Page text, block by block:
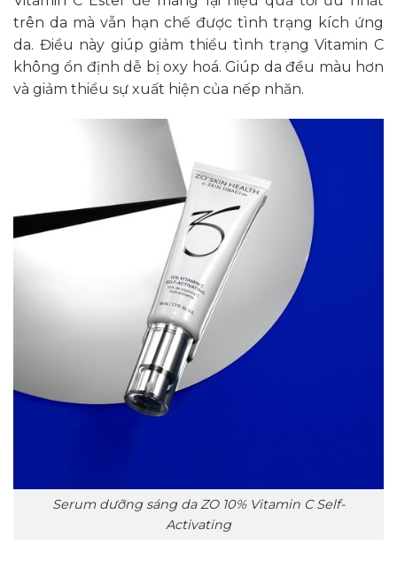
trên da mà vẫn hạn chế được tình trạng kích ứng
da. Điều này giúp giảm thiểu tình trạng Vitamin C
không ổn định dễ bị oxy hoá. Giúp da đều màu hơn
và giảm thiểu sự xuất hiện của nếp nhăn.
Serum dưỡng sáng da ZO 10% Vitamin C Self-
Activating